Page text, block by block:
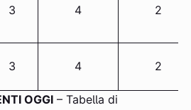
3 4 2
3 4 2
OGGI – Tabella di